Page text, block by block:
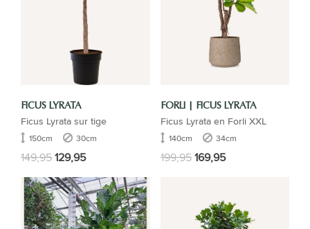
FICUS LYRATA
Ficus Lyrata sur tige
150cm 30cm
149,95129,95
FORLI | FICUS LYRATA
Ficus Lyrata en Forli XXL
140cm 34cm
199,95169,95